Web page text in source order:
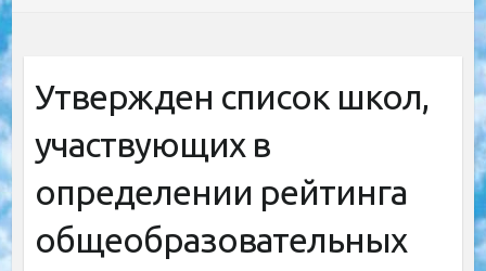
Утвержден список школ,
участвующих в
определении рейтинга
общеобразовательных